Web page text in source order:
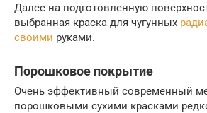
Далее на подготовленную
выбранная краска для чугунных
своими руками.
Порошковое покрытие
Очень эффективный современный
порошковыми сухими красками